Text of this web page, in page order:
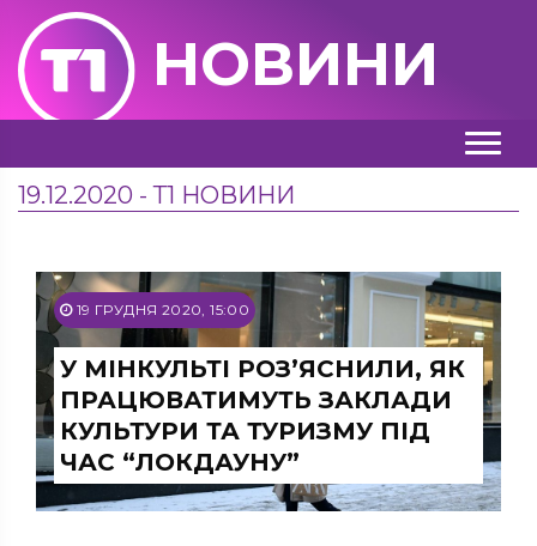
НОВИНИ
19.12.2020 - Т1 НОВИНИ
19 ГРУДНЯ 2020, 15:00
У МІНКУЛЬТІ РОЗ’ЯСНИЛИ, ЯК
ПРАЦЮВАТИМУТЬ ЗАКЛАДИ
КУЛЬТУРИ ТА ТУРИЗМУ ПІД
ЧАС “ЛОКДАУНУ”